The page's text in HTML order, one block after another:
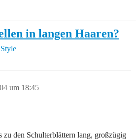
in langen Haaren?
um 18:45
zu den Schulterblättern lang, großzügig